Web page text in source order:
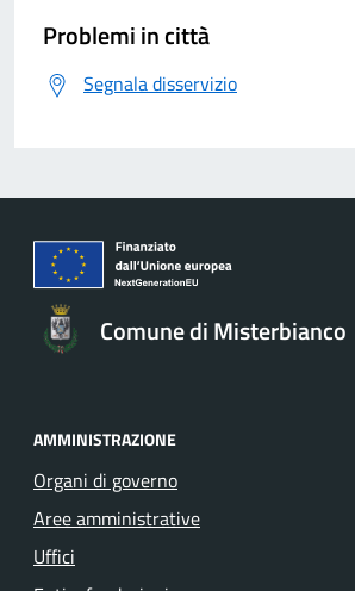
Problemi in città
Segnala disservizio
Comune di Misterbianco
AMMINISTRAZIONE
Organi di governo
Aree amministrative
Uffici